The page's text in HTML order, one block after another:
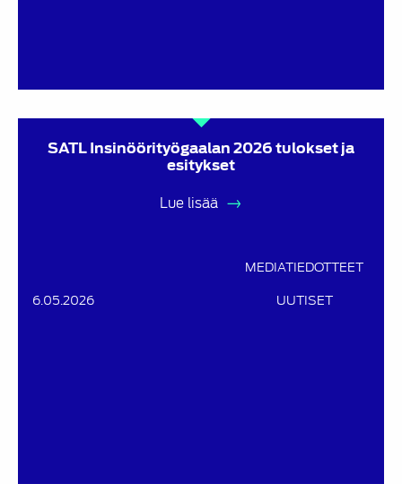
SATL Insinöörityögaalan 2026 tulokset ja
esitykset
Lue lisää
6.05.2026
MEDIATIEDOTTEET
UUTISET